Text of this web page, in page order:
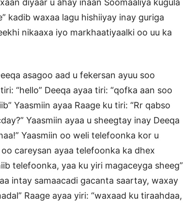
diyaar u ahay inaan Soomaaliya kugula
kadib waxaa lagu hishiiyay inay guriga
nikaaxa iyo markhaatiyaalki oo uu ka
asagoo aad u fekersan ayuu soo
“hello” Deeqa ayaa tiri: “qofka aan soo
Yaasmiin ayaa Raage ku tiri: “Rr qabso
Yaasmiin ayaa u sheegtay inay Deeqa
Yaasmiin oo weli telefoonka kor u
careysan ayaa telefoonka ka dhex
telefoonka, yaa ku yiri magaceyga sheeg”
intay samaacadi gacanta saartay, waxay
Raage ayaa yiri: “waxaad ku tiraahdaa,